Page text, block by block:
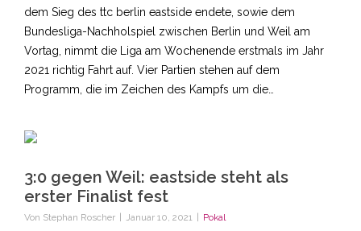
dem Sieg des ttc berlin eastside endete, sowie dem
Bundesliga-Nachholspiel zwischen Berlin und Weil am
Vortag, nimmt die Liga am Wochenende erstmals im Jahr
2021 richtig Fahrt auf. Vier Partien stehen auf dem
Programm, die im Zeichen des Kampfs um die…
3:0 gegen Weil: eastside steht als
erster Finalist fest
Von Stephan Roscher Januar 10, 2021 Pokal